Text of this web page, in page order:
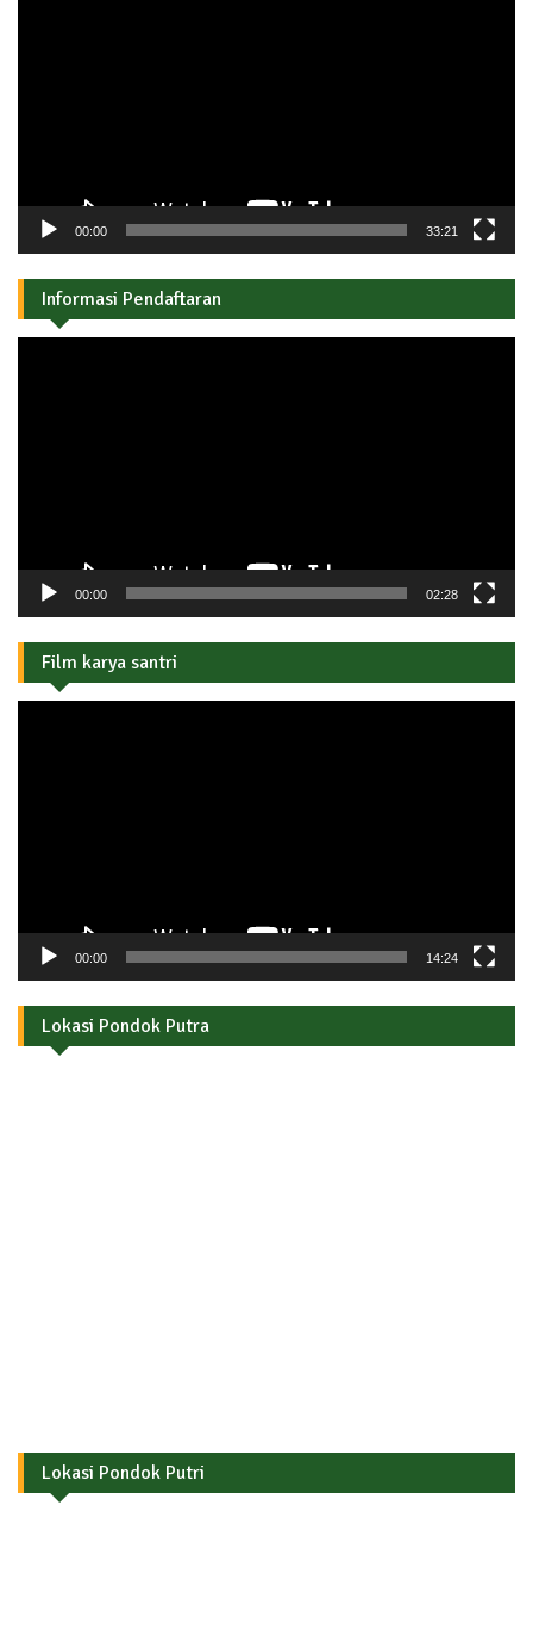
00:00 33:21
Informasi Pendaftaran
00:00 02:28
Film karya santri
00:00 14:24
Lokasi Pondok Putra
Lokasi Pondok Putri